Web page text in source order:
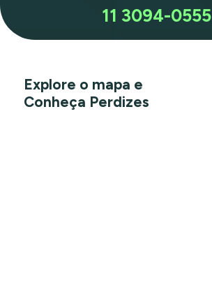
11 3094-0555
Explore o mapa e
Conheça Perdizes